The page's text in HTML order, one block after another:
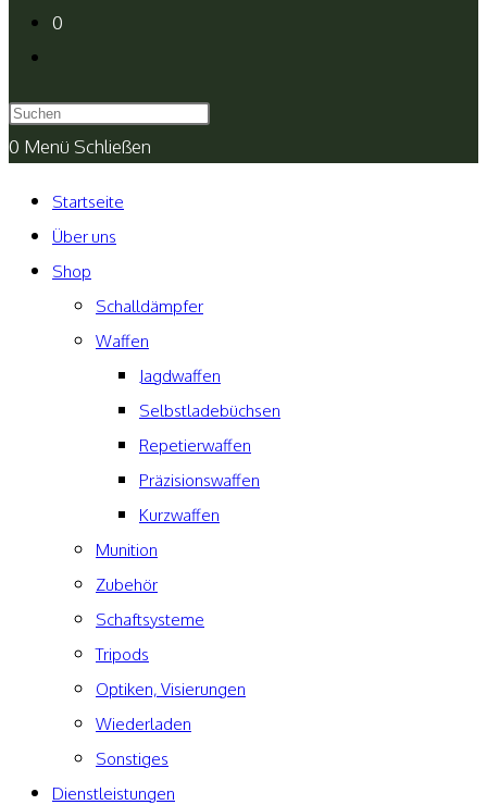
0
umschalten
0 Menü Schließen
Startseite
Über uns
Shop
Schalldämpfer
Waffen
Jagdwaffen
Selbstladebüchsen
Repetierwaffen
Präzisionswaffen
Kurzwaffen
Munition
Zubehör
Schaftsysteme
Tripods
Optiken, Visierungen
Wiederladen
Sonstiges
Dienstleistungen